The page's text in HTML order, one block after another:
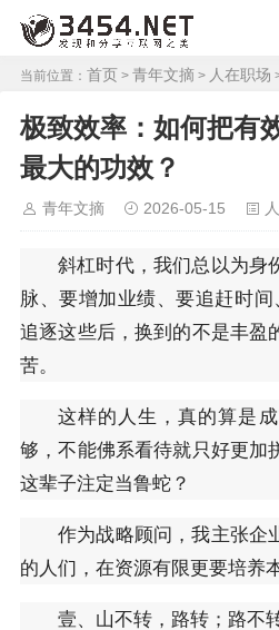
当前位置： 首页 > 青年文摘 > 人在职场
极致效率：如何把有
最大的功效？
青年文摘 2026-05-15
斜杠时代，我们总以为身
脉、要增加业绩、要追赶时
追逐这些后，换到的不是丰盈
苦。
这样的人生，真的算是
够，不能佛系看待就只好更加
这辈子注定当鲁蛇？
作为战略顾问，我主张企
的人们，在资源有限更要培养
壹、山不转，路转；路不